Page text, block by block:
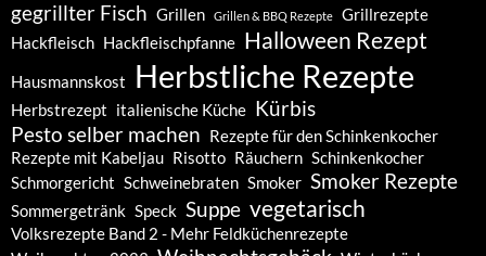
gegrillter Fisch Grillen Grillen & BBQ Rezepte
Grillrezepte
Hackfleisch Hackfleischpfanne Halloween Rezept
Hausmannskost Herbstliche Rezepte
Herbstrezept italienische Küche Kürbis
Pesto selber machen Rezepte für den Schinkenkocher
Rezepte mit Kabeljau Risotto Räuchern Schinkenkocher
Schmorgericht Schweinebraten Smoker Smoker Rezepte
Sommergetränk Speck Suppe vegetarisch
Volksrezepte Band 2 - Mehr Feldküchenrezepte